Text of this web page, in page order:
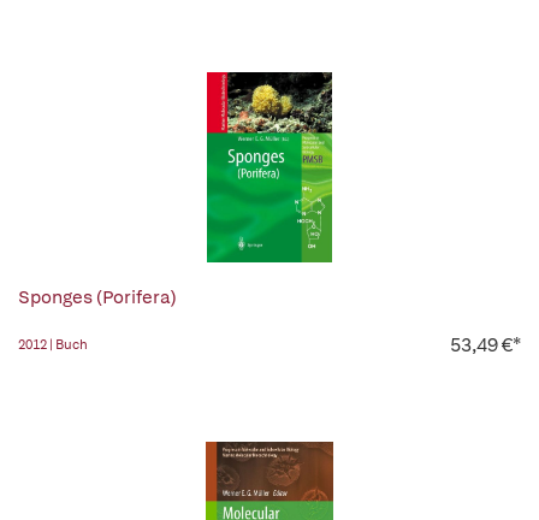
Sponges (Porifera)
2012 | Buch 53,49 €*